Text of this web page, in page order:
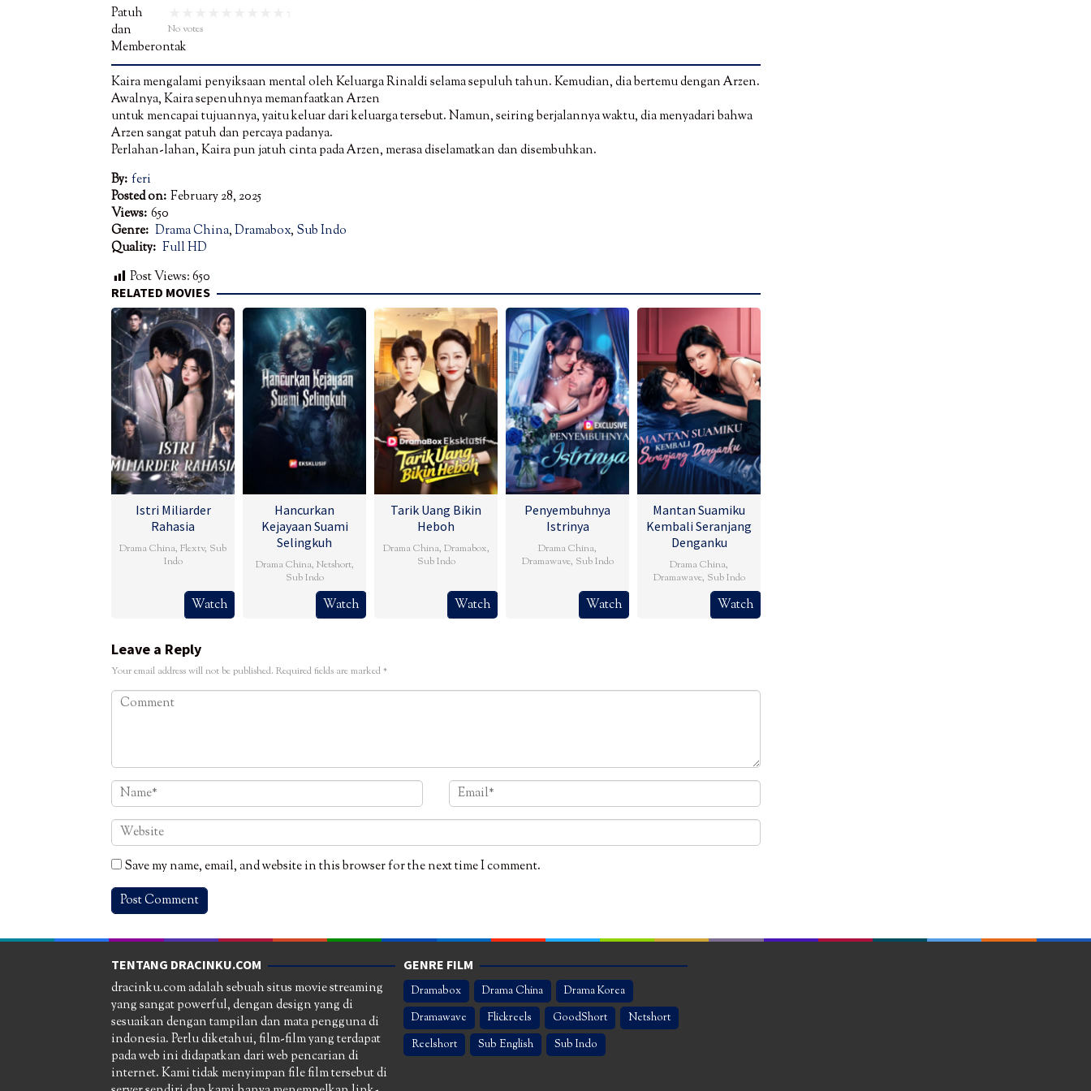
No votes
Kaira mengalami penyiksaan mental oleh Keluarga Rinaldi selama sepuluh tahun. Kemudian, dia bertemu dengan Arzen.
Awalnya, Kaira sepenuhnya memanfaatkan Arzen
untuk mencapai tujuannya, yaitu keluar dari keluarga tersebut. Namun, seiring berjalannya waktu, dia menyadari bahwa
Arzen sangat patuh dan percaya padanya.
Perlahan-lahan, Kaira pun jatuh cinta pada Arzen, merasa diselamatkan dan disembuhkan.
By: feri
Posted on: February 28, 2025
Views: 650
Genre: Drama China,Dramabox, Sub Indo
Quality: Full HD
Post Views:650
RELATED MOVIES
Istri Miliarder
Rahasia
Drama China, Flextv, Sub
Indo
Watch
Hancurkan
Kejayaan Suami
Selingkuh
Drama China, Netshort,
Sub Indo
Watch
Tarik Uang Bikin
Heboh
Drama China, Dramabox,
Sub Indo
Watch
Penyembuhnya
Istrinya
Drama China,
Dramawave, Sub Indo
Watch
Mantan Suamiku
Kembali Seranjang
Denganku
Drama China,
Dramawave, Sub Indo
Watch
Leave a Reply
Your email address will not be published. Required fields are marked*
Save my name, email, and website in this browser for the next time I comment.
TENTANG DRACINKU.COM
dracinku.com adalah sebuah situs movie streaming
yang sangat powerful, dengan design yang di
sesuaikan dengan tampilan dan mata pengguna di
indonesia. Perlu diketahui, film-film yang terdapat
pada web ini didapatkan dari web pencarian di
internet. Kami tidak menyimpan file film tersebut di
GENRE FILM
Dramabox Drama China
Drama Korea
Dramawave
Flickreels GoodShort
Netshort
Reelshort
Sub English Sub Indo